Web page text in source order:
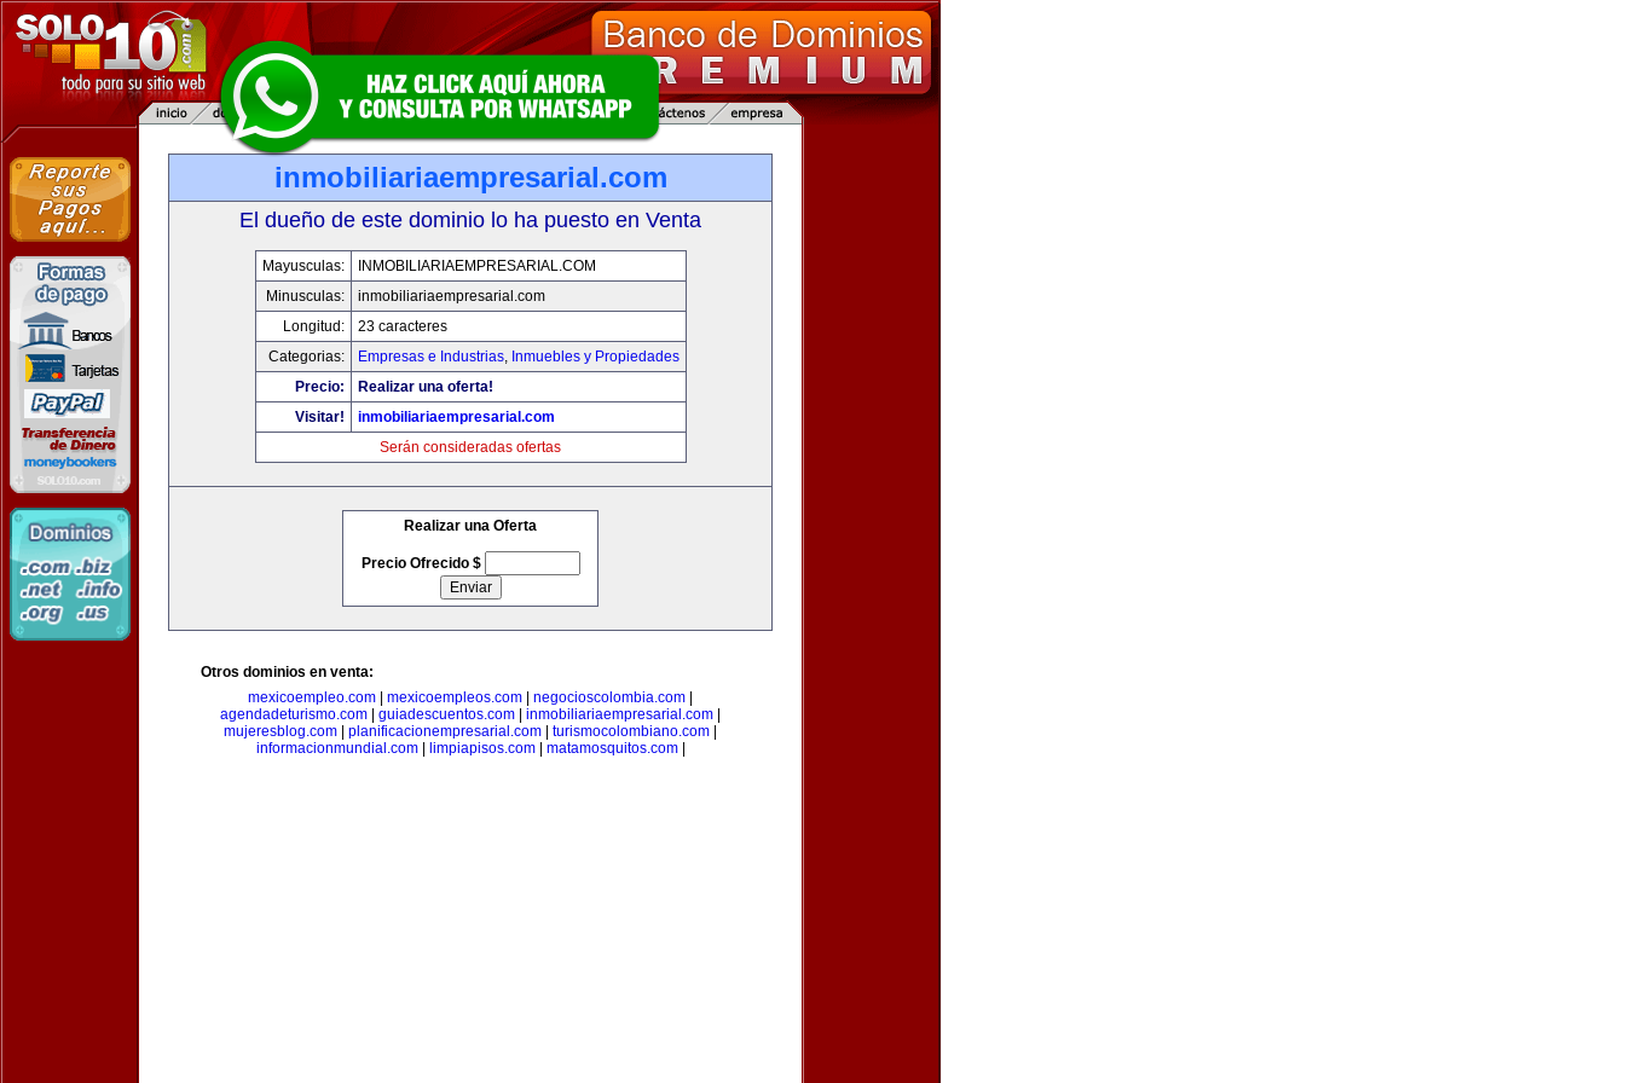
inmobiliariaempresarial.com
El dueño de este dominio lo ha puesto en Venta
Mayusculas:
INMOBILIARIAEMPRESARIAL.COM
Minusculas:
inmobiliariaempresarial.com
Longitud:
23 caracteres
Categorias:
Empresas e Industrias, Inmuebles y Propiedades
Precio:
Realizar una oferta!
Visitar!
inmobiliariaempresarial.com
Serán consideradas ofertas
Realizar una Oferta
Precio Ofrecido $
Otros dominios en venta:
mexicoempleo.com
mexicoempleos.com negocioscolombia.com
agendadeturismo.com
guiadescuentos.com inmobiliariaempresarial.com
mujeresblog.com
planificacionempresarial.com turismocolombiano.com
informacionmundial.com| limpiapisos.com| matamosquitos.com|